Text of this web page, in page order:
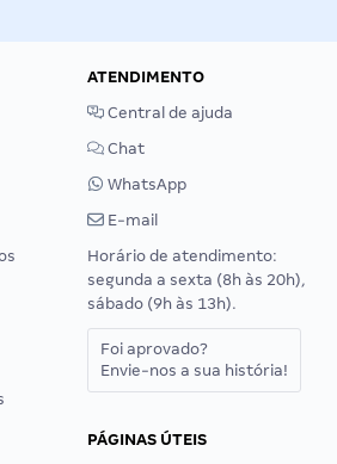
ATENDIMENTO
Central de ajuda
Chat
WhatsApp
E-mail
Horário de atendimento:
segunda a sexta (8h às 20h),
sábado (9h às 13h).
Foi aprovado?
Envie-nos a sua história!
PÁGINAS ÚTEIS